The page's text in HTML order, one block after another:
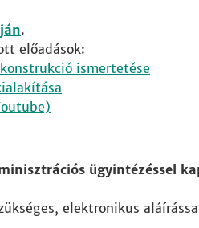
.
előadások:
ismertetése
ügyintézéssel
elektronikus